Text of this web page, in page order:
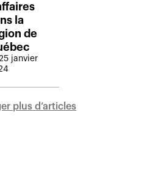
la
de
25 janvier
plus d‘articles